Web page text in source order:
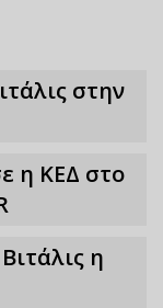
στην
η ΚΕΔ στο
η